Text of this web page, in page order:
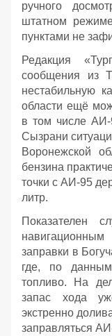
ручного
штатном
пунктами не
Редакция
сообщения из
нестабильную
области ещё
в том числе
Сызрани
Воронежской
бензина
точки с АИ‑95
литр.
Показателен
заправки в
где, по
топливо. На
запас хода
экстренно
заправляться